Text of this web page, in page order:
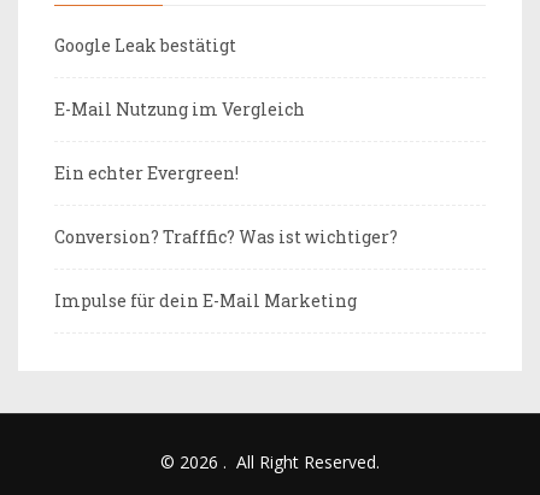
Google Leak bestätigt
E-Mail Nutzung im Vergleich
Ein echter Evergreen!
Conversion? Trafffic? Was ist wichtiger?
Impulse für dein E-Mail Marketing
© 2026 . All Right Reserved.